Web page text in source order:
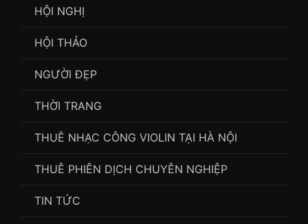
HỘI NGHỊ
HỘI THẢO
NGƯỜI ĐẸP
THỜI TRANG
THUÊ NHẠC CÔNG VIOLIN TẠI HÀ NỘI
THUÊ PHIÊN DỊCH CHUYÊN NGHIỆP
TIN TỨC